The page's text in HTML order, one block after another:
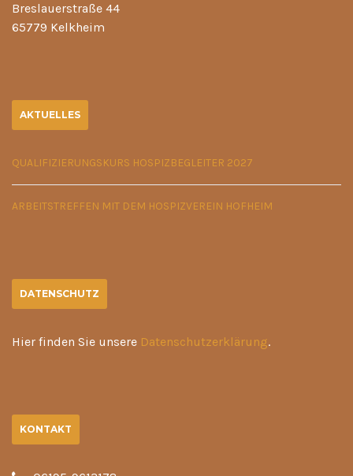
Breslauerstraße 44
65779 Kelkheim
AKTUELLES
QUALIFIZIERUNGSKURS HOSPIZBEGLEITER 2027
ARBEITSTREFFEN MIT DEM HOSPIZVEREIN HOFHEIM
DATENSCHUTZ
Hier finden Sie unsere Datenschutzerklärung.
KONTAKT